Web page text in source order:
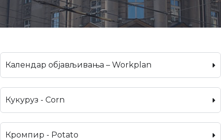
Календар објављивања – Workplan
Кукуруз - Corn
Кромпир - Potato